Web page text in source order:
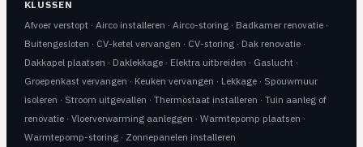
KLUSSEN
Afvoer verstopt· Airco installeren · Airco-storing· Badkamer renovatie·
Buitengesloten · CV-ketel vervangen · CV-storing· Dak renovatie·
Dakkapel plaatsen · Daklekkage· Elektra uitbreiden · Gaslucht·
Groepenkast vervangen · Keuken vervangen · Lekkage· Spouwmuur
isoleren · Stroom uitgevallen · Thermostaat installeren · Tuin aanleg of
renovatie· Vloerverwarming aanleggen · Warmtepomp plaatsen ·
Warmtepomp-storing· Zonnepanelen installeren